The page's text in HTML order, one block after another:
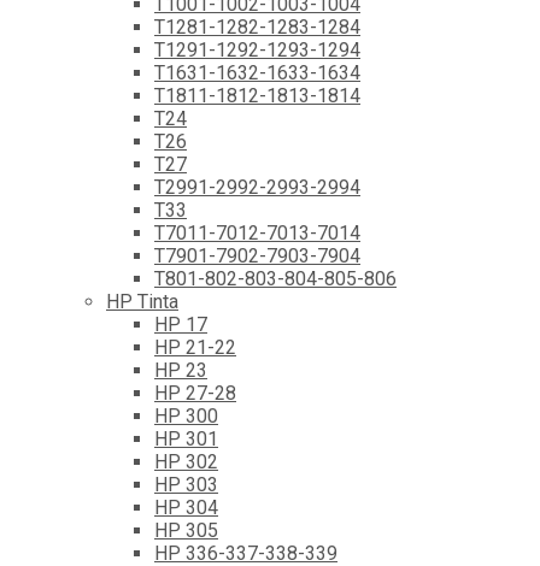
T1281-1282-1283-1284
T1291-1292-1293-1294
T1631-1632-1633-1634
T1811-1812-1813-1814
T24
T26
T27
T2991-2992-2993-2994
T33
T7011-7012-7013-7014
T7901-7902-7903-7904
T801-802-803-804-805-806
HP Tinta
HP 17
HP 21-22
HP 23
HP 27-28
HP 300
HP 301
HP 302
HP 303
HP 304
HP 305
HP 336-337-338-339